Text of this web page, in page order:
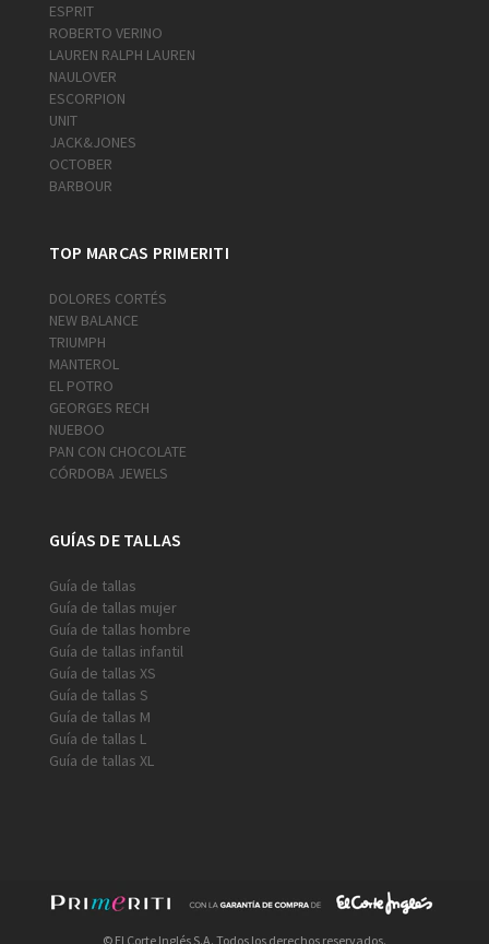
ESPRIT
ROBERTO VERINO
LAUREN RALPH LAUREN
NAULOVER
ESCORPION
UNIT
JACK&JONES
OCTOBER
BARBOUR
TOP MARCAS PRIMERITI
DOLORES CORTÉS
NEW BALANCE
TRIUMPH
MANTEROL
EL POTRO
GEORGES RECH
NUEBOO
PAN CON CHOCOLATE
CÓRDOBA JEWELS
GUÍAS DE TALLAS
Guía de tallas
Guía de tallas mujer
Guía de tallas hombre
Guía de tallas infantil
Guía de tallas XS
Guía de tallas S
Guía de tallas M
Guía de tallas L
Guía de tallas XL
© El Corte Inglés S.A. Todos los derechos reservados.